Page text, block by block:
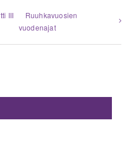
III
Ruuhkavuosien
vuodenajat